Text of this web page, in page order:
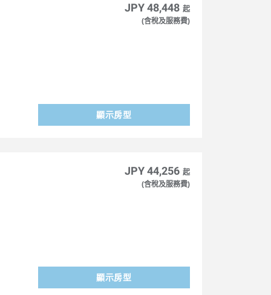
JPY 48,448 起
(含稅及服務費)
顯示房型
JPY 44,256 起
(含稅及服務費)
顯示房型